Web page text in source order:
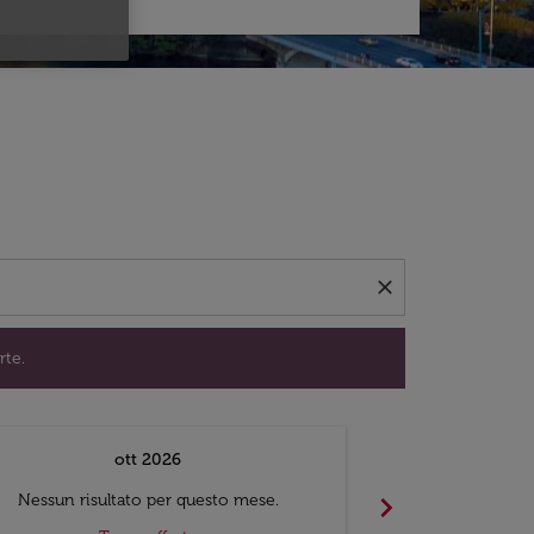
close
trovare offerte.
ott 2026
Nessun risultato per questo mese.
chevron_right